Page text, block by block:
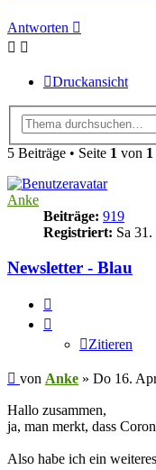
Antworten
Druckansicht
5 Beiträge • Seite 1 von 1
Anke
Beiträge: 919
Registriert: Sa 31.
Newsletter - Blau
Zitieren
Beitrag
von Anke » Do 16.
Hallo zusammen,
ja, man merkt, dass
Also habe ich ein